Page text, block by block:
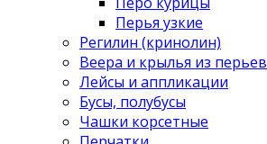
Перья узкие
Регилин (кринолин)
Веера и крылья из перьев
Лейсы и аппликации
Бусы, полубусы
Чашки корсетные